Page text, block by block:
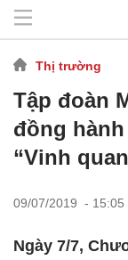
Thị trường
Tập đoàn
đồng
“Vinh
09/07/2019 - 15:05
Ngày 7/7,